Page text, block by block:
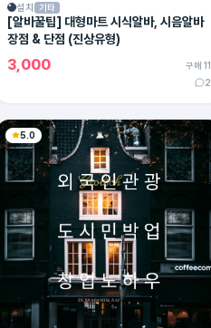
설치 기타
[알바꿀팁] 대형마트 시식알바, 시음알바
장점 & 단점 (진상유형)
3,000
구매 11
2
5.0